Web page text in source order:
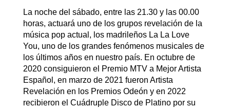
La noche del sábado, entre las 21.30 y las 00.00
horas, actuará uno de los grupos revelación de la
música pop actual, los madrileños La La Love
You, uno de los grandes fenómenos musicales de
los últimos años en nuestro país. En octubre de
2020 consiguieron el Premio MTV a Mejor Artista
Español, en marzo de 2021 fueron Artista
Revelación en los Premios Odeón y en 2022
recibieron el Cuádruple Disco de Platino por su